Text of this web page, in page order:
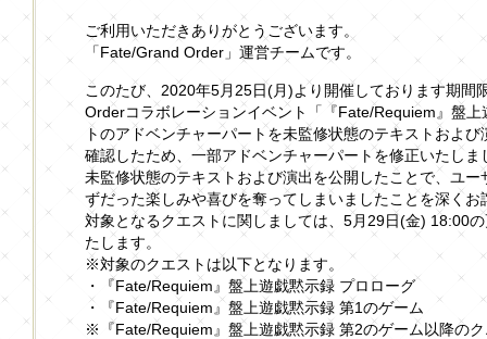
ご利用いただきありがとうございます。
「Fate/Grand Order」運営チームです。
このたび、2020年5月25日(月)より開催しております期間
Orderコラボレーションイベント「『Fate/Requiem』盤
トのアドベンチャーパートを未監修状態のテキストおよ
確認したため、一部アドベンチャーパートを修正いたしま
未監修状態のテキストおよび演出を公開したことで、ユ
ずだった楽しみや喜びを奪ってしまいましたことを深くお
対象となるクエストに関しましては、5月29日(金) 18:00
たします。
※対象のクエストは以下となります。
・『Fate/Requiem』盤上遊戯黙示録 プロローグ
・『Fate/Requiem』盤上遊戯黙示録 第1のゲーム
※『Fate/Requiem』盤上遊戯黙示録 第2のゲーム以降の